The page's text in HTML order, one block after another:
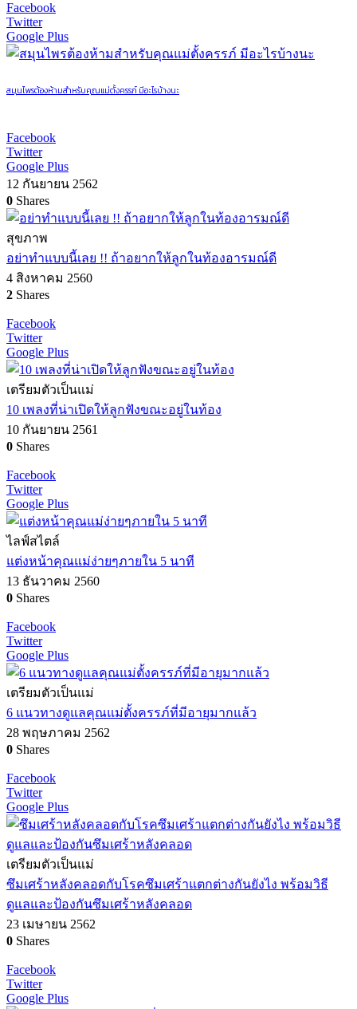
Facebook
Twitter
Google Plus
สมุนไพรต้องห้ามสำหรับคุณแม่ตั้งครรภ์ มีอะไรบ้างนะ
Facebook
Twitter
Google Plus
12 กันยายน 2562
0 Shares
สุขภาพ
อย่าทำแบบนี้เลย !! ถ้าอยากให้ลูกในท้องอารมณ์ดี
4 สิงหาคม 2560
2 Shares
Facebook
Twitter
Google Plus
เตรียมตัวเป็นแม่
10 เพลงที่น่าเปิดให้ลูกฟังขณะอยู่ในท้อง
10 กันยายน 2561
0 Shares
Facebook
Twitter
Google Plus
ไลฟ์สไตล์
แต่งหน้าคุณแม่ง่ายๆภายใน 5 นาที
13 ธันวาคม 2560
0 Shares
Facebook
Twitter
Google Plus
เตรียมตัวเป็นแม่
6 แนวทางดูแลคุณแม่ตั้งครรภ์ที่มีอายุมากแล้ว
28 พฤษภาคม 2562
0 Shares
Facebook
Twitter
Google Plus
เตรียมตัวเป็นแม่
ซึมเศร้าหลังคลอดกับโรคซึมเศร้าแตกต่างกันยังไง พร้อมวิธี
ดูแลและป้องกันซึมเศร้าหลังคลอด
23 เมษายน 2562
0 Shares
Facebook
Twitter
Google Plus